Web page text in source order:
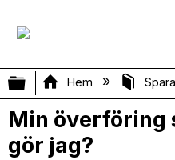
Expandera/
Hem Spara
Min överföring
gör jag?